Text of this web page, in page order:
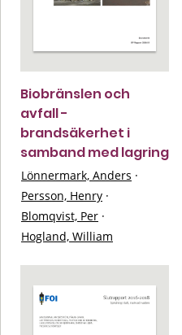
Biobränslen och
avfall -
brandsäkerhet i
samband med lagring
Lönnermark, Anders ·
Persson, Henry ·
Blomqvist, Per ·
Hogland, William